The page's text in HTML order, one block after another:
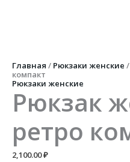
Главная / Рюкзаки женские
компакт
Рюкзаки женские
Рюкзак
ретро
2,100.00₽